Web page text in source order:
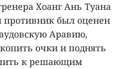
Хоанг Ань Туана
противник был оценен
Аравию,
очки и поднять
к решающим